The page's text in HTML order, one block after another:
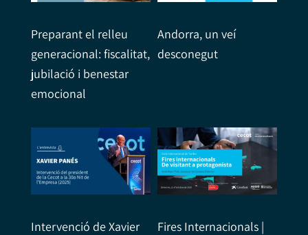
Preparant el relleu
generacional: fiscalitat,
jubilació i benestar
emocional
Andorra, un veí
desconegut
Intervenció de Xavier
Fires Internacionals |